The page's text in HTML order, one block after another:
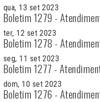
qua, 13 set 2023
Boletim 1279 -
ter, 12 set 2023
Boletim 1278 -
seg, 11 set 2023
Boletim 1277 -
dom, 10 set 2023
Boletim 1276 -